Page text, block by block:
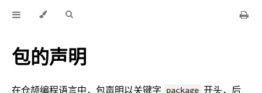
包的声明
在仓颉编程语言中，包声明以关键字 package 开头，后